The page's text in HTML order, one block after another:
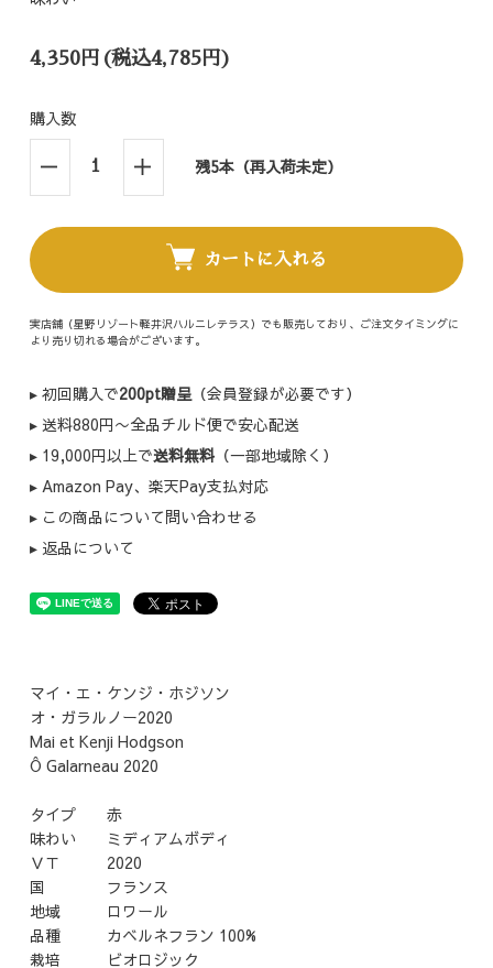
4,350円(税込4,785円)
購入数
残5本（再入荷未定）
カートに入れる
実店舗（星野リゾート軽井沢ハルニレテラス）でも販売しており、ご注文タイミングに
より売り切れる場合がございます。
▸ 初回購入で200pt贈呈（会員登録が必要です）
▸ 送料880円〜全品チルド便で安心配送
▸ 19,000円以上で送料無料（一部地域除く）
▸ Amazon Pay、楽天Pay支払対応
▸ この商品について問い合わせる
▸ 返品について
マイ・エ・ケンジ・ホジソン
オ・ガラルノー2020
Mai et Kenji Hodgson
Ô Galarneau 2020
タイプ 赤
味わい ミディアムボディ
ＶＴ 2020
国 フランス
地域 ロワール
品種 カベルネフラン 100%
栽培 ビオロジック